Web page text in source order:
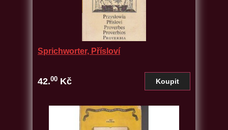
Sprichworter, Přísloví
42.00 Kč